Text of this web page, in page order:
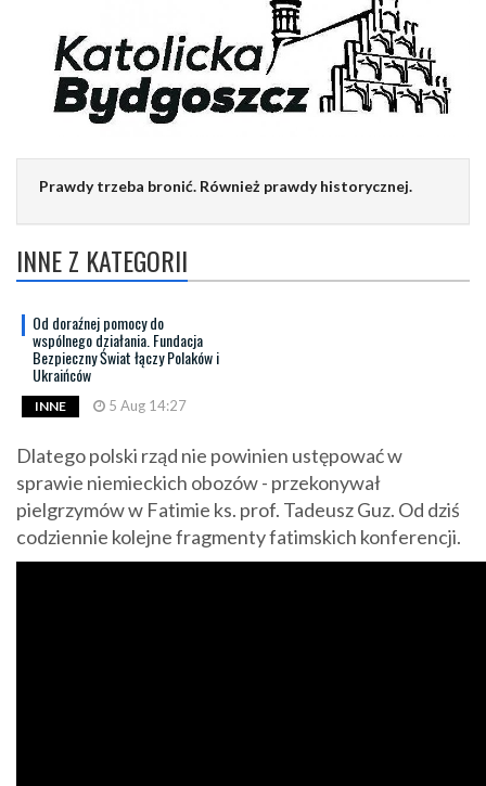
Prawdy trzeba bronić. Również prawdy historycznej.
INNE Z KATEGORII
Od doraźnej pomocy do
wspólnego działania. Fundacja
Bezpieczny Świat łączy Polaków i
Ukraińców
INNE 5 Aug 14:27
Dlatego polski rząd nie powinien ustępować w
sprawie niemieckich obozów - przekonywał
pielgrzymów w Fatimie ks. prof. Tadeusz Guz. Od dziś
codziennie kolejne fragmenty fatimskich konferencji.